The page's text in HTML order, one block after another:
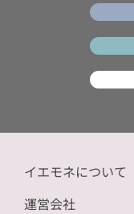
イエモネについて
運営会社